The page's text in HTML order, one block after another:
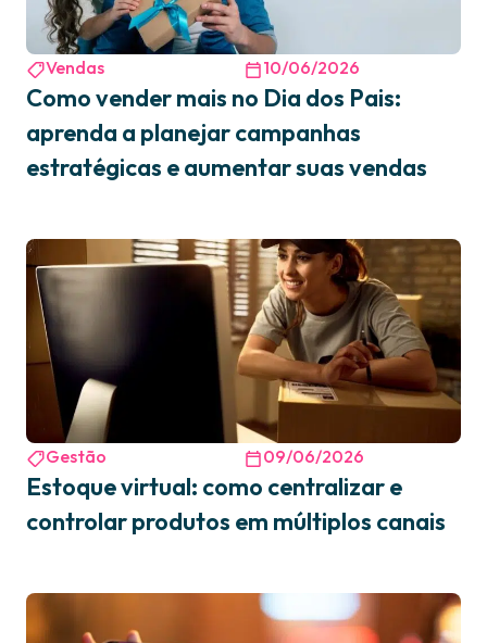
Vendas 10/06/2026
Como vender mais no Dia dos Pais:
aprenda a planejar campanhas
estratégicas e aumentar suas vendas
Gestão 09/06/2026
Estoque virtual: como centralizar e
controlar produtos em múltiplos canais